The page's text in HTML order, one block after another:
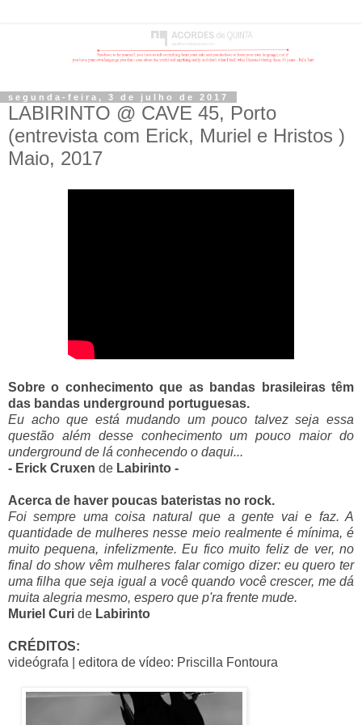
segunda-feira, 3 de julho de 2017
LABIRINTO @ CAVE 45, Porto
(entrevista com Erick, Muriel e Hristos )
Maio, 2017
Sobre o conhecimento que as bandas brasileiras têm
das bandas underground portuguesas.
Eu acho que está mudando um pouco talvez seja essa
questão além desse conhecimento um pouco maior do
underground de lá conhecendo o daqui...
- Erick Cruxen de Labirinto -
Acerca de haver poucas bateristas no rock.
Foi sempre uma coisa natural que a gente vai e faz. A
quantidade de mulheres nesse meio realmente é mínima, é
muito pequena, infelizmente. Eu fico muito feliz de ver, no
final do show vêm mulheres falar comigo dizer: eu quero ter
uma filha que seja igual a você quando você crescer, me dá
muita alegria mesmo, espero que p'ra frente mude.
Muriel Curi de Labirinto
CRÉDITOS:
videógrafa | editora de vídeo: Priscilla Fontoura